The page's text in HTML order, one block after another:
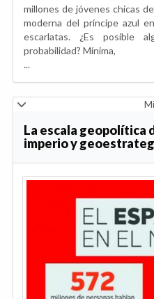
millones de jóvenes chicas
moderna del príncipe azul
escarlatas. ¿Es posible
probabilidad? Mínima,
...
La escala geopolítica
imperio y